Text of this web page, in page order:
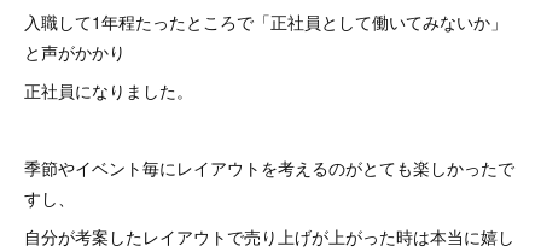
入職して1年程たったところで「正社員として働いてみないか」
と声がかかり
正社員になりました。
季節やイベント毎にレイアウトを考えるのがとても楽しかったで
すし、
自分が考案したレイアウトで売り上げが上がった時は本当に嬉し